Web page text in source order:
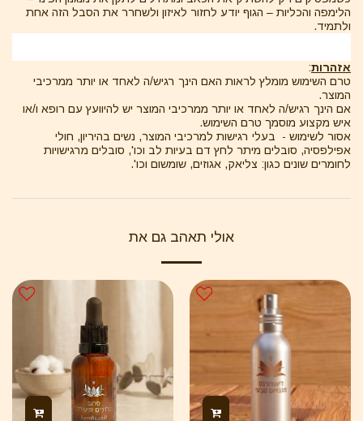
הלימפה והכליות – הגוף יודע לחזור לאיזון ולשחרר את הסבל הזה אחת
ולתמיד.
אזהרות:
טרם השימוש מומלץ לראות האם הינך רגיש/ה לאחד או יותר ממרכיבי
המוצר.
אם הינך רגיש/ה לאחד או יותר ממרכיבי המוצר יש להיוועץ עם רופא ו/או
איש מקצוע מוסמך טרם השימוש.
אסור לשימוש - בעלי רגישות למרכיבי המוצר, נשים בהיריון, חולי
אפילפסיה, סובלים מיתר לחץ דם בעיות לב וכו', סובלים מרגישויות
לחומרים שונים כגון: צליאק, אגוזים, שומשום וכו'.
אולי תאהב גם את